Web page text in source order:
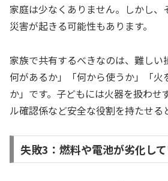
家庭は少なくありません。しかし、
災害が起きる可能性もあります。
家族で共有するべきなのは、難しい
何があるか」「何から使うか」「火
か」です。子どもには火器を扱わせ
ル確認係など安全な役割を持たせる
失敗3：燃料や電池が劣化し